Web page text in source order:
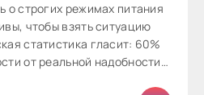
о строгих режимах питания
чтобы взять ситуацию
статистика гласит: 60%
от реальной надобности,